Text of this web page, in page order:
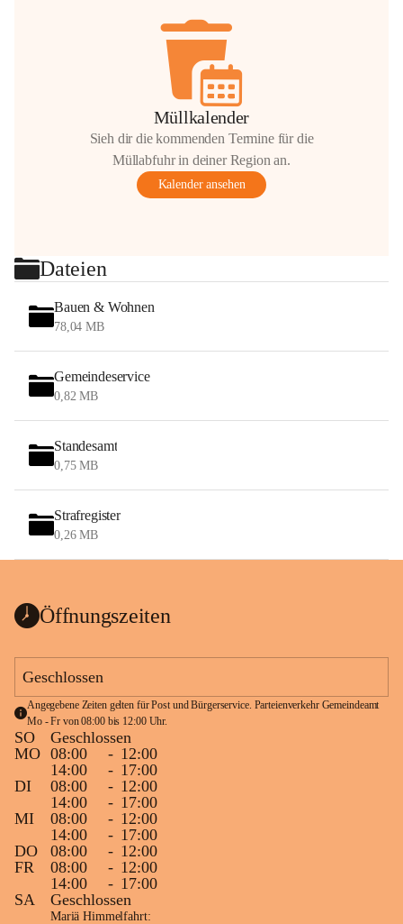
Müllkalender
Sieh dir die kommenden Termine für die
Müllabfuhr in deiner Region an.
Kalender ansehen
Dateien
Bauen & Wohnen
78,04 MB
Gemeindeservice
0,82 MB
Standesamt
0,75 MB
Strafregister
0,26 MB
Öffnungszeiten
Geschlossen
Angegebene Zeiten gelten für Post und Bürgerservice. Parteienverkehr Gemeindeamt
Mo - Fr von 08:00 bis 12:00 Uhr.
SO
Geschlossen
MO 08:00 - 12:00
14:00
- 17:00
DI
08:00 - 12:00
14:00
- 17:00
MI
08:00 - 12:00
14:00
- 17:00
DO
08:00 - 12:00
FR
08:00 - 12:00
14:00
- 17:00
SA
Geschlossen
Mariä Himmelfahrt: